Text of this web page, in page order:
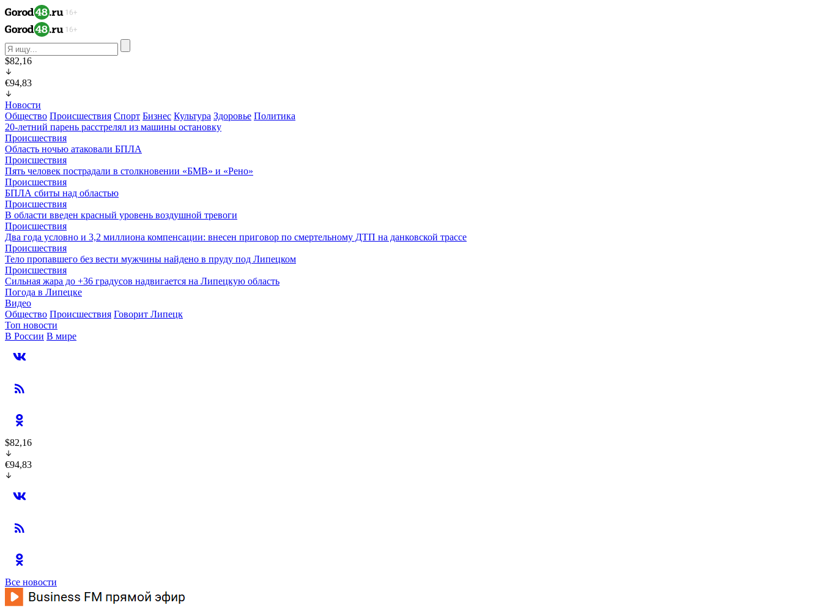
$82,16
€94,83
Новости
Общество Происшествия Спорт Бизнес Культура Здоровье Политика
20-летний парень расстрелял из машины остановку
Происшествия
Область ночью атаковали БПЛА
Происшествия
Пять человек пострадали в столкновении «БМВ» и «Рено»
Происшествия
БПЛА сбиты над областью
Происшествия
В области введен красный уровень воздушной тревоги
Происшествия
Два года условно и 3,2 миллиона компенсации: внесен приговор по смертельному ДТП на данковской трассе
Происшествия
Тело пропавшего без вести мужчины найдено в пруду под Липецком
Происшествия
Сильная жара до +36 градусов надвигается на Липецкую область
Погода в Липецке
Видео
Общество Происшествия Говорит Липецк
Топ новости
В России В мире
$82,16
€94,83
Все новости